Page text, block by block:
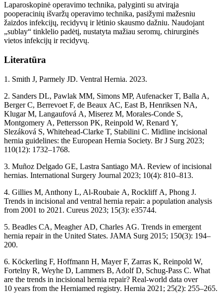
Laparoskopinė operavimo technika, palyginti su atvirąja
pooperacinių išvaržų operavimo technika, pasižymi mažesniu
žaizdos infekcijų, recidyvų ir lėtinio skausmo dažniu. Naudojant
„sublay“ tinklelio padėtį, nustatyta mažiau seromų, chirurginės
vietos infekcijų ir recidyvų.
Literatūra
1. Smith J, Parmely JD. Ventral Hernia. 2023.
2. Sanders DL, Pawlak MM, Simons MP, Aufenacker T, Balla A,
Berger C, Berrevoet F, de Beaux AC, East B, Henriksen NA,
Klugar M, Langaufová A, Miserez M, Morales-Conde S,
Montgomery A, Pettersson PK, Reinpold W, Renard Y,
Slezáková S, Whitehead-Clarke T, Stabilini C. Midline incisional
hernia guidelines: the European Hernia Society. Br J Surg 2023;
110(12): 1732–1768.
3. Muñoz Delgado GE, Lastra Santiago MA. Review of incisional
hernias. International Surgery Journal 2023; 10(4): 810–813.
4. Gillies M, Anthony L, Al-Roubaie A, Rockliff A, Phong J.
Trends in incisional and ventral hernia repair: a population analysis
from 2001 to 2021. Cureus 2023; 15(3): e35744.
5. Beadles CA, Meagher AD, Charles AG. Trends in emergent
hernia repair in the United States. JAMA Surg 2015; 150(3): 194–
200.
6. Köckerling F, Hoffmann H, Mayer F, Zarras K, Reinpold W,
Fortelny R, Weyhe D, Lammers B, Adolf D, Schug-Pass C. What
are the trends in incisional hernia repair? Real-world data over
10 years from the Herniamed registry. Hernia 2021; 25(2): 255–265.